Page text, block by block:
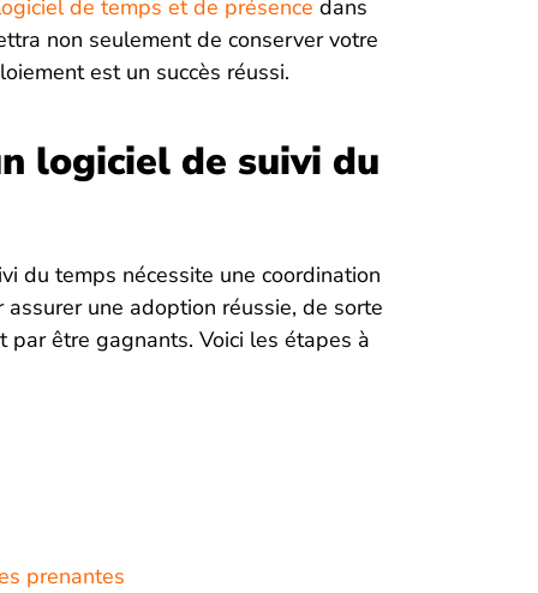
de temps et de présence dans
non seulement de conserver votre
est un succès réussi.
logiciel de suivi du
du temps nécessite une coordination
une adoption réussie, de sorte
être gagnants. Voici les étapes à
prenantes